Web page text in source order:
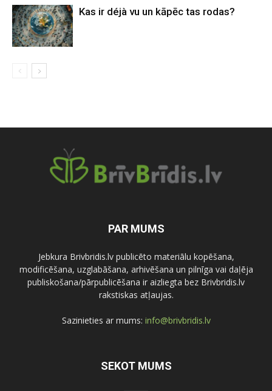
Kas ir déjà vu un kāpēc tas rodas?
PAR MUMS
Jebkura Brivbridis.lv publicēto materiālu kopēšana,
modificēšana, uzglabāšana, arhivēšana un pilnīga vai daļēja
publiskošana/pārpublicēšana ir aizliegta bez Brivbridis.lv
rakstiskas atļaujas.
Sazinieties ar mums: info@brivbridis.lv
SEKOT MUMS